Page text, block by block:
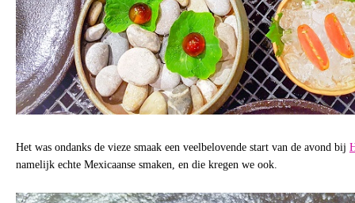
Het was ondanks de vieze smaak een veelbelovende start van de avond bij
namelijk echte Mexicaanse smaken, en die kregen we ook.